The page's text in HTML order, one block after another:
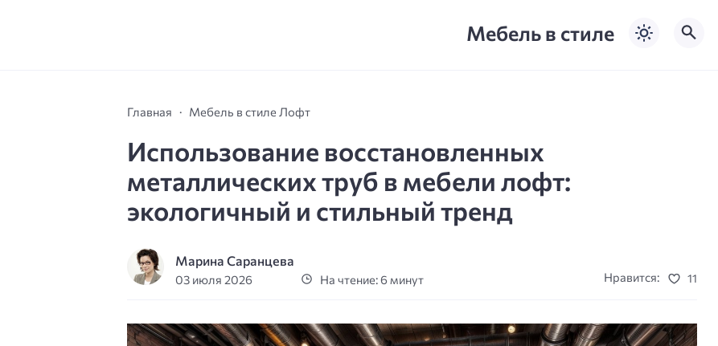
Мебель в стиле
Главная Мебель в стиле Лофт
Использование восстановленных
металлических труб в мебели лофт:
экологичный и стильный тренд
Марина Саранцева
03 июля 2026 На чтение: 6 минут Нравится: 11